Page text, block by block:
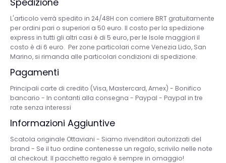
L'articolo verrà spedito in 24/48H con corriere BRT gratuitamente
per ordini pari o superiori a 50 euro. Il costo per la spedizione
express in tutti gli altri casi è di 5 euro, per le Isole maggiori il
costo è di 6 euro. Per zone particolari come Venezia Lido, San
Marino, si rimanda alle particolari condizioni di spedizione.
Pagamenti
Principali carte di credito (Visa, Mastercard, Amex) - Bonifico
bancario - In contanti alla consegna - Paypal - Paypal in tre
rate senza interessi
Informazioni Aggiuntive
Scatola originale Ottaviani - Siamo rivenditori autorizzati del
brand - Se il tuo ordine contenesse un regalo, scrivilo nelle note
al checkout. Il pacchetto regalo è sempre in omaggio!